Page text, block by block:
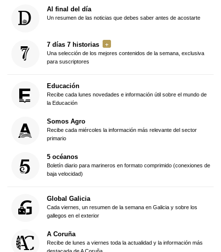
Al final del día
Un resumen de las noticias que debes saber antes de acostarte
7 días 7 historias
Una selección de los mejores contenidos de la semana, exclusiva
para suscriptores
Educación
Recibe cada lunes novedades e información útil sobre el mundo de
la Educación
Somos Agro
Recibe cada miércoles la información más relevante del sector
primario
5 océanos
Boletín diario para marineros en formato comprimido (conexiones de
baja velocidad)
Global Galicia
Cada viernes, un resumen de la semana en Galicia y sobre los
gallegos en el exterior
A Coruña
Recibe de lunes a viernes toda la actualidad y la información más